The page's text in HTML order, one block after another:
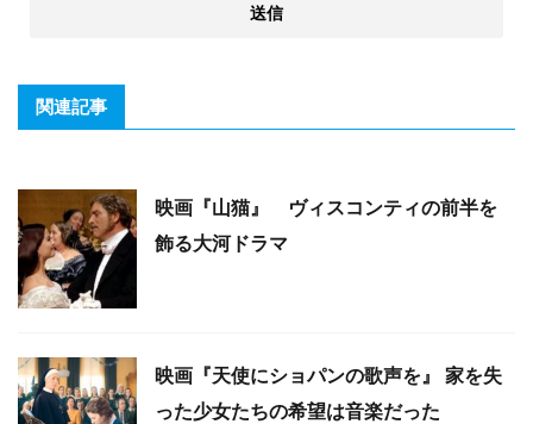
関連記事
映画『山猫』 ヴィスコンティの前半を
飾る大河ドラマ
映画『天使にショパンの歌声を』 家を失
った少女たちの希望は音楽だった